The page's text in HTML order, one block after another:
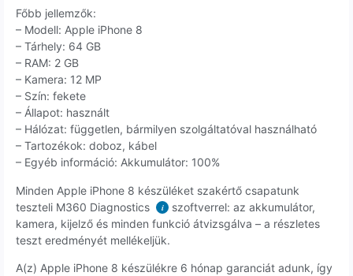
Főbb jellemzők:
– Modell: Apple iPhone 8
– Tárhely: 64 GB
– RAM: 2 GB
– Kamera: 12 MP
– Szín: fekete
– Állapot: használt
– Hálózat: független, bármilyen szolgáltatóval használható
– Tartozékok: doboz, kábel
– Egyéb információ: Akkumulátor: 100%
Minden Apple iPhone 8 készüléket szakértő csapatunk
teszteli M360 Diagnostics
i
szoftverrel: az akkumulátor,
kamera, kijelző és minden funkció átvizsgálva – a részletes
teszt eredményét mellékeljük.
A(z) Apple iPhone 8 készülékre 6 hónap garanciát adunk, így